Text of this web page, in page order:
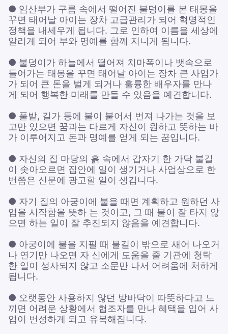
● 임산부가 구름 속에서 떨어진 불덩이를 본 태몽을
꾸면 태어날 아이는 장차 고급관리가 되어 혁명적인
정책을 내세우게 됩니다. 그로 인하여 이름을 세상에
알리게 되어 부와 명예를 함께 지니게 됩니다.
● 불덩이가 하늘에서 떨어져 치마폭이나 뱃속으로
들어가는 태몽을 꾸면 태어날 아이는 장차 큰 사업가
가 되어 큰 돈을 벌게 되거나 훌륭한 배우자를 만나
게 되어 행복한 미래를 만들 수 있음을 예견합니다.
● 풀밭, 길가 등에 불이 붙어서 번져 나가는 것을 보
고만 있으면 꿈과는 다르게 자신이 원하고 뜻하는 바
가 이루어지고 돈과 명예를 얻게 되는 꿈입니다.
● 자신의 집 마당의 흙 속에서 갑자기 한 가닥 불길
이 솟아오르면 집안에 일이 생기거나 사업상으로 한
번쯤은 신문에 광고할 일이 생깁니다.
● 자기 집의 아궁이에 불을 때면 계획하고 원하던 사
업을 시작함을 뜻하 는 것이고, 그 때 불이 잘 타지 않
으면 하는 일이 잘 추진되지 않음을 예견합니다.
● 아궁이에 불을 지필 때 불길이 밖으로 새어 나오거
나 연기만 나오면 자 신에게 도움을 줄 기관에 청탁
한 일이 성사되지 않고 소문만 나서 어려움에 처하게
됩니다.
● 오랫동안 사용하지 않던 방바닥이 따뜻하다고 느
끼면 어려운 상황에서 협조자를 만나 혜택을 입어 사
업이 번성하게 되고 유복해집니다.